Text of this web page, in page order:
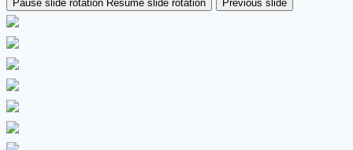
Pause slide rotation Resume slide rotation Previous slide